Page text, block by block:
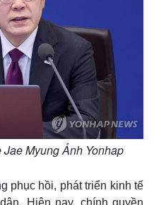
Myung Ảnh Yonhap
phục hồi, phát triển kinh tế